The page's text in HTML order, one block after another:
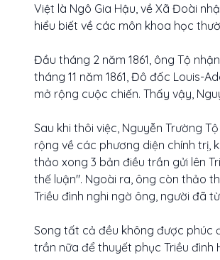
Việt là Ngô Gia Hậu, về Xã Đoài
hiểu biết về các môn khoa học
Đầu tháng 2 năm 1861, ông Tộ
tháng 11 năm 1861, Đô đốc Louis-
mở rộng cuộc chiến. Thấy vậy,
Sau khi thôi việc, Nguyễn Trường
rộng về các phương diện chính trị,
thảo xong 3 bản điều trần gửi lên
thế luận". Ngoài ra, ông còn thảo
Triều đình nghi ngờ ông, người đã
Song tất cả đều không được phúc
trần nữa để thuyết phục Triều đình